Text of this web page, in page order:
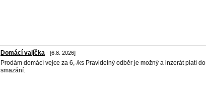
Domácí vajíčka - [6.8. 2026]
Prodám domácí vejce za 6,-/ks Pravidelný odběr je možný a inzerát platí do
smazání.